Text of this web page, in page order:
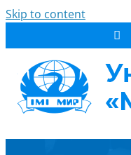
Skip to content